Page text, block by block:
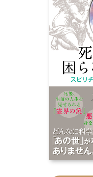
雑誌
CD
DVD・
雑貨
外国語